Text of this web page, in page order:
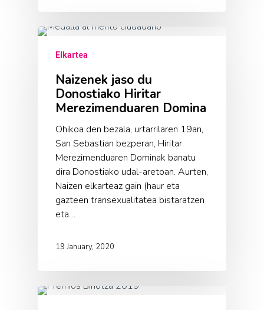
Elkartea
Naizenek jaso du
Donostiako Hiritar
Merezimenduaren Domina
Ohikoa den bezala, urtarrilaren 19an,
San Sebastian bezperan, Hiritar
Merezimenduaren Dominak banatu
dira Donostiako udal-aretoan. Aurten,
Naizen elkarteaz gain (haur eta
gazteen transexualitatea bistaratzen
eta…
19 January, 2020